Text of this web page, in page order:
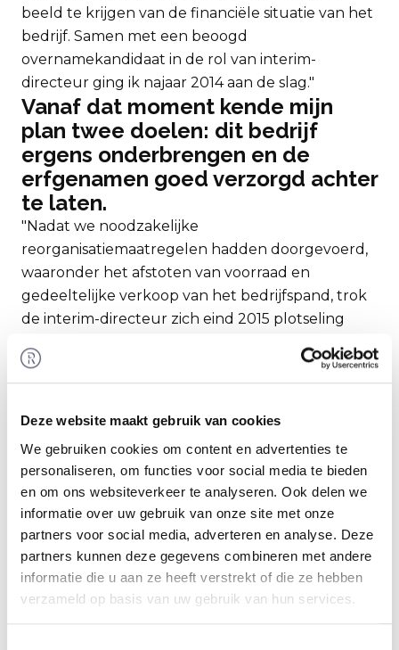
Deze website maakt gebruik van cookies
We gebruiken cookies om content en advertenties te
personaliseren, om functies voor social media te bieden
en om ons websiteverkeer te analyseren. Ook delen we
informatie over uw gebruik van onze site met onze
partners voor social media, adverteren en analyse. Deze
partners kunnen deze gegevens combineren met andere
informatie die u aan ze heeft verstrekt of die ze hebben
verzameld op basis van uw gebruik van hun services.
beeld te krijgen van de financiële situatie van het
bedrijf. Samen met een beoogd
overnamekandidaat in de rol van interim-
directeur ging ik najaar 2014 aan de slag."
Vanaf dat moment kende mijn
plan twee doelen: dit bedrijf
ergens onderbrengen en de
erfgenamen goed verzorgd achter
te laten.
"Nadat we noodzakelijke
reorganisatiemaatregelen hadden doorgevoerd,
waaronder het afstoten van voorraad en
gedeeltelijke verkoop van het bedrijfspand, trok
de interim-directeur zich eind 2015 plotseling
overnamekandidaat gezocht moest worden. En
geloof mij, zoiets redt je niet in je eentje.
telefoontje was snel gepleegd."
Rembrandt Fusies & Overnames
had mij eerder in een soortgelijk
traject begeleid, dus een
telefoontje was snel gepleegd.